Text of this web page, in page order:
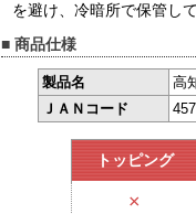
を避け、冷暗所で保管し
■ 商品仕様
製品名
高
ＪＡＮコード
トッピング
×